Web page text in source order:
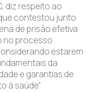
diz respeito ao
contestou junto
de prisão efetiva
no processo
estarem
da
e garantias de
à saúde”.